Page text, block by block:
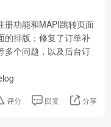
册功能和MAPI跳转页面
的排版；修复了订单补
多个问题，以及后台订
评分 回复 分享